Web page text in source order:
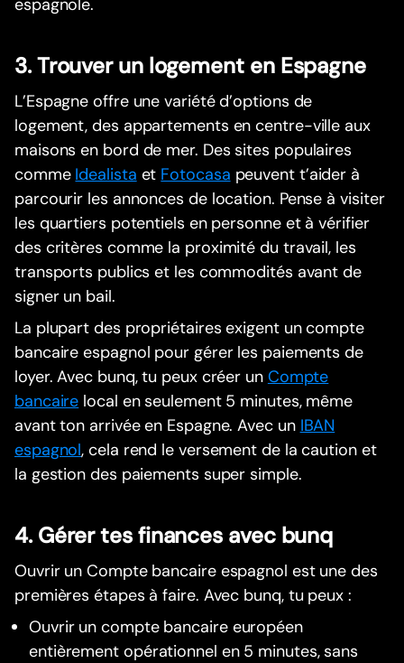
3. Trouver un logement en Espagne
L’Espagne offre une variété d’options de
logement, des appartements en centre-ville aux
maisons en bord de mer. Des sites populaires
comme Idealista et Fotocasa peuvent t’aider à
parcourir les annonces de location. Pense à visiter
les quartiers potentiels en personne et à vérifier
des critères comme la proximité du travail, les
transports publics et les commodités avant de
signer un bail.
La plupart des propriétaires exigent un compte
bancaire espagnol pour gérer les paiements de
loyer. Avec bunq, tu peux créer un Compte
bancaire local en seulement 5 minutes, même
avant ton arrivée en Espagne. Avec un IBAN
espagnol, cela rend le versement de la caution et
la gestion des paiements super simple.
4. Gérer tes finances avec bunq
Ouvrir un Compte bancaire espagnol est une des
premières étapes à faire. Avec bunq, tu peux :
Ouvrir un compte bancaire européen
entièrement opérationnel en 5 minutes, sans